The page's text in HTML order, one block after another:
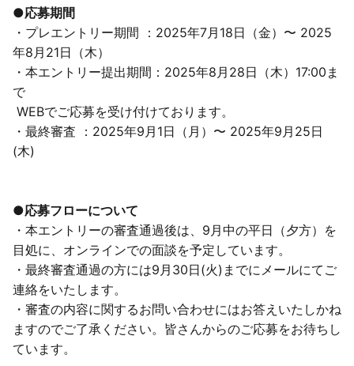
●応募期間
・プレエントリー期間 ：2025年7月18日（金）〜 2025
年8月21日（木）
・本エントリー提出期間：2025年8月28日（木）17:00ま
で
WEBでご応募を受け付けております。
・最終審査 ：2025年9月1日（月）〜 2025年9月25日
(木)
●応募フローについて
・本エントリーの審査通過後は、9月中の平日（夕方）を
目処に、オンラインでの面談を予定しています。
・最終審査通過の方には9月30日(火)までにメールにてご
連絡をいたします。
・審査の内容に関するお問い合わせにはお答えいたしかね
ますのでご了承ください。皆さんからのご応募をお待ちし
ています。